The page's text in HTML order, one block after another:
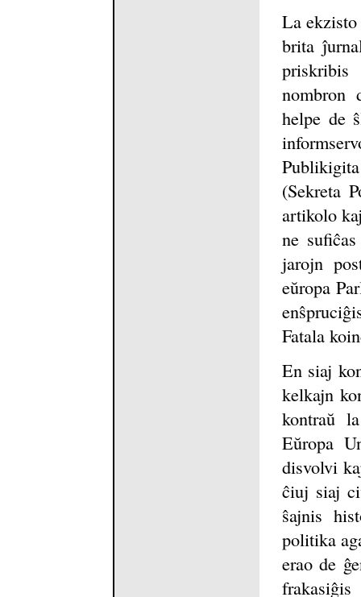
La
brita
nombron
helpe de
(Sekreta
artikolo
ne
jarojn
eŭropa
Fatala
En siaj
kelkajn
kontraŭ
Eŭropa
disvolvi
ĉiuj siaj
ŝajnis
politika
erao de